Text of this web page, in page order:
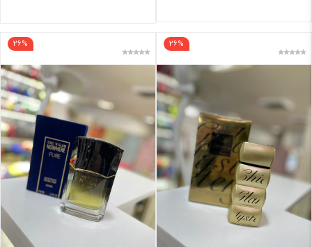
26%
26%